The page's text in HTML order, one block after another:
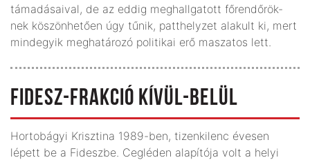
támadásaival, de az eddig meghallgatott főrendőrök-
nek köszönhetően úgy tűnik, patthelyzet alakult ki, mert
mindegyik meghatározó politikai erő maszatos lett.
FIDESZ-FRAKCIÓ KÍVÜL-BELÜL
Hortobágyi Krisztina 1989-ben, tizenkilenc évesen
lépett be a Fideszbe. Cegléden alapítója volt a helyi